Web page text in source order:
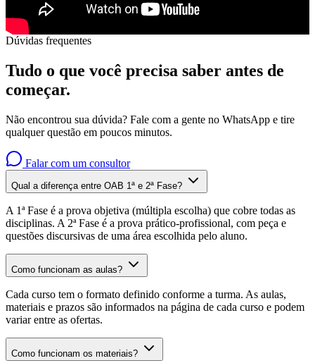
Dúvidas frequentes
Tudo o que você precisa saber antes de
começar.
Não encontrou sua dúvida? Fale com a gente no WhatsApp e tire
qualquer questão em poucos minutos.
Falar com um consultor
Qual a diferença entre OAB 1ª e 2ª Fase?
A 1ª Fase é a prova objetiva (múltipla escolha) que cobre todas as
disciplinas. A 2ª Fase é a prova prático-profissional, com peça e
questões discursivas de uma área escolhida pelo aluno.
Como funcionam as aulas?
Cada curso tem o formato definido conforme a turma. As aulas,
materiais e prazos são informados na página de cada curso e podem
variar entre as ofertas.
Como funcionam os materiais?